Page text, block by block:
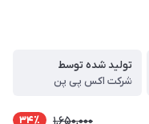
تولید شده توسط
شرکت اکس پی پن
34٪